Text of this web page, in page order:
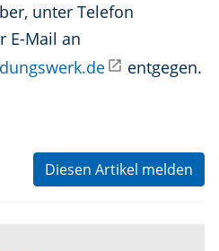
unter Telefon
E-Mail an
entgegen.
Diesen Artikel melden